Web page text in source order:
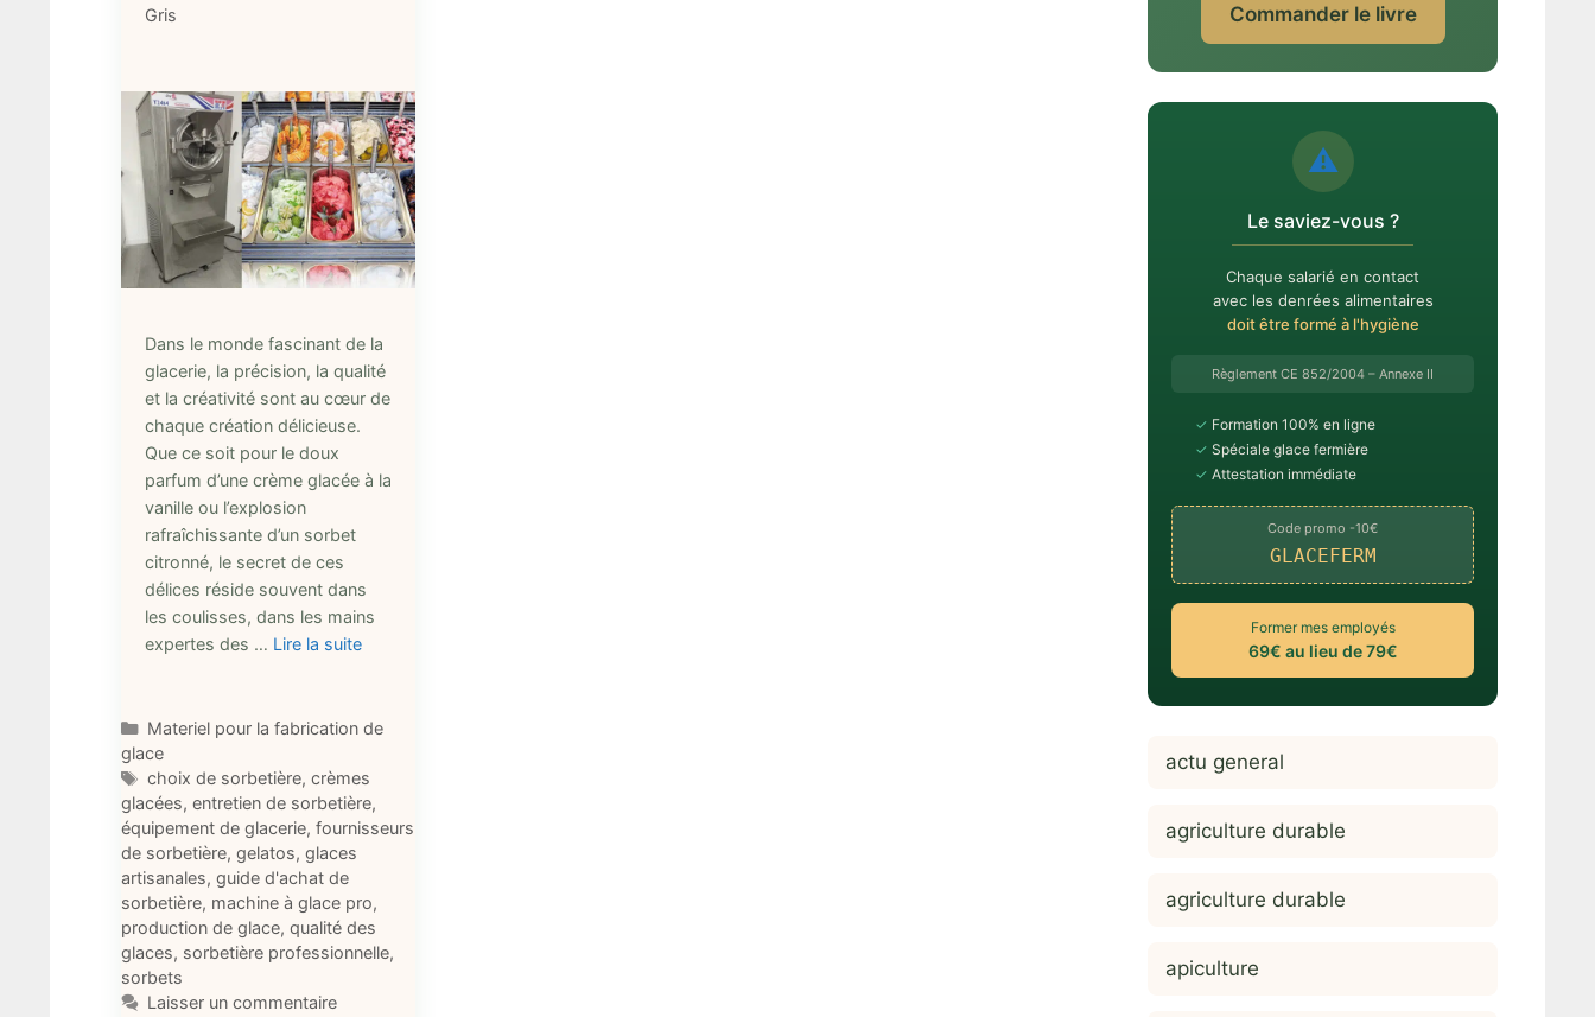
Gris
Dans le monde fascinant de la
glacerie, la précision, la qualité
et la créativité sont au cœur de
chaque création délicieuse.
Que ce soit pour le doux
parfum d’une crème glacée à la
vanille ou l’explosion
rafraîchissante d’un sorbet
citronné, le secret de ces
délices réside souvent dans
les coulisses, dans les mains
expertes des … Lire la suite
Catégories
Materiel pour la fabrication de
glace
Étiquettes
choix de sorbetière, crèmes
glacées, entretien de sorbetière,
équipement de glacerie, fournisseurs
de sorbetière, gelatos, glaces
artisanales, guide d'achat de
sorbetière, machine à glace pro,
production de glace, qualité des
glaces, sorbetière professionnelle,
sorbets
Laisser un commentaire
Commander le livre
⚠️
Le saviez-vous ?
Chaque salarié en contact
avec les denrées alimentaires
doit être formé à l'hygiène
Règlement CE 852/2004 – Annexe II
✓ Formation 100% en ligne
✓ Spéciale glace fermière
✓ Attestation immédiate
Code promo -10€
GLACEFERM
Former mes employés
69€ au lieu de 79€
actu general
agriculture durable
agriculture durable
apiculture